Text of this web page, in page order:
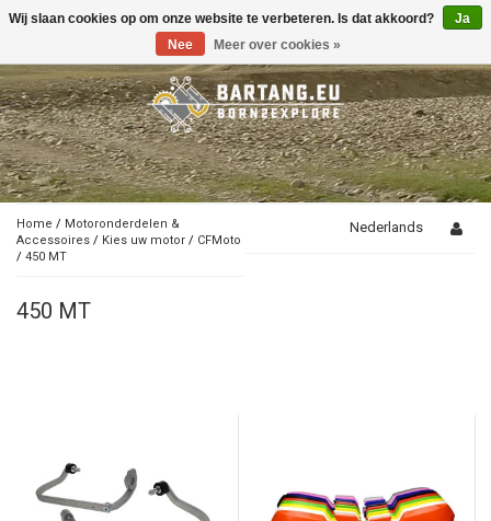
Toggle
Home / Motoronderdelen &
Accessoires / Kies uw motor / CFMoto
/ 450 MT
Nederlands
450 MT
Wij slaan cookies op om onze website te verbeteren. Is dat akkoord?
Ja
Nee
Meer over cookies »